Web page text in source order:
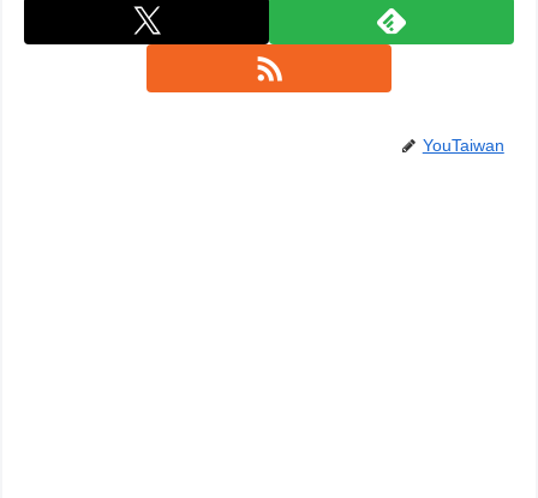
YouTaiwan